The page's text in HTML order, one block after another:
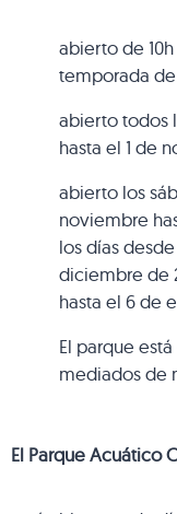
abierto de
temporada
abierto todos
hasta el 1 de
abierto los
noviembre
los días
diciembre de
hasta el 6 de
El parque
mediados de
El Parque Acuático